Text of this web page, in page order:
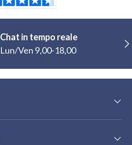
Chat in tempo reale
Lun/Ven 9,00-18,00